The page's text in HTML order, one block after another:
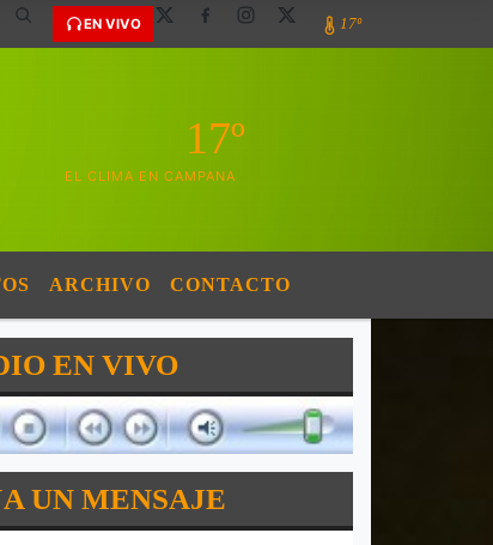
EN VIVO 17º
17º
EL CLIMA EN CAMPANA
ARCHIVO CONTACTO
EN VIVO
UN MENSAJE